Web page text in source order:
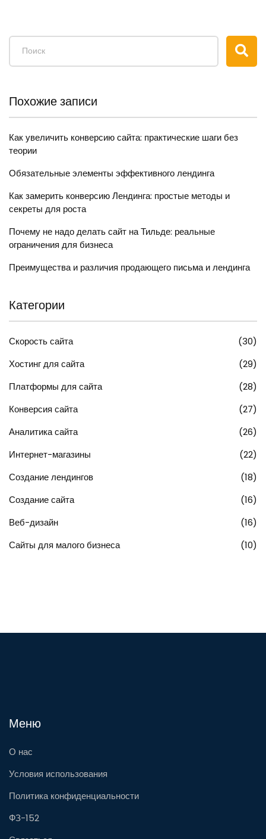
Похожие записи
Как увеличить конверсию сайта: практические шаги без
теории
Обязательные элементы эффективного лендинга
Как замерить конверсию Лендинга: простые методы и
секреты для роста
Почему не надо делать сайт на Тильде: реальные
ограничения для бизнеса
Преимущества и различия продающего письма и лендинга
Категории
Скорость сайта
(30)
Хостинг для сайта
(29)
Платформы для сайта
(28)
Конверсия сайта
(27)
Аналитика сайта
(26)
Интернет-магазины
(22)
Создание лендингов
(18)
Создание сайта
(16)
Веб-дизайн
(16)
Сайты для малого бизнеса
(10)
Меню
О нас
Условия использования
Политика конфиденциальности
ФЗ-152